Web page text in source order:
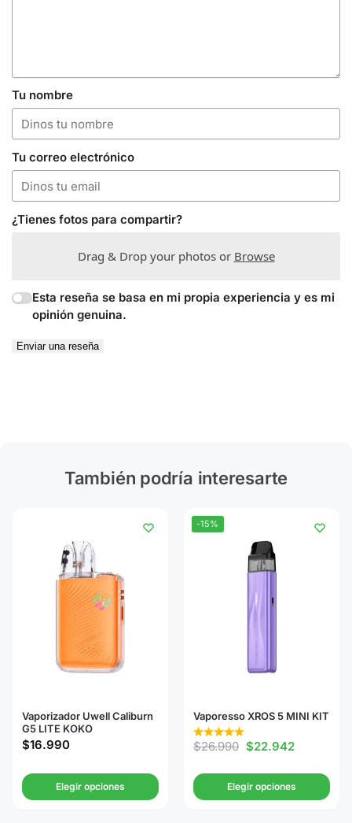
Tu nombre
Tu correo electrónico
¿Tienes fotos para compartir?
Drag & Drop your photos or Browse
Esta reseña se basa en mi propia experiencia y es mi
opinión genuina.
Enviar una reseña
También podría interesarte
Vaporizador Uwell Caliburn
G5 LITE KOKO
$16.990
Elegir opciones
-15%
Vaporesso XROS 5 MINI KIT
$26.990 $22.942
Elegir opciones